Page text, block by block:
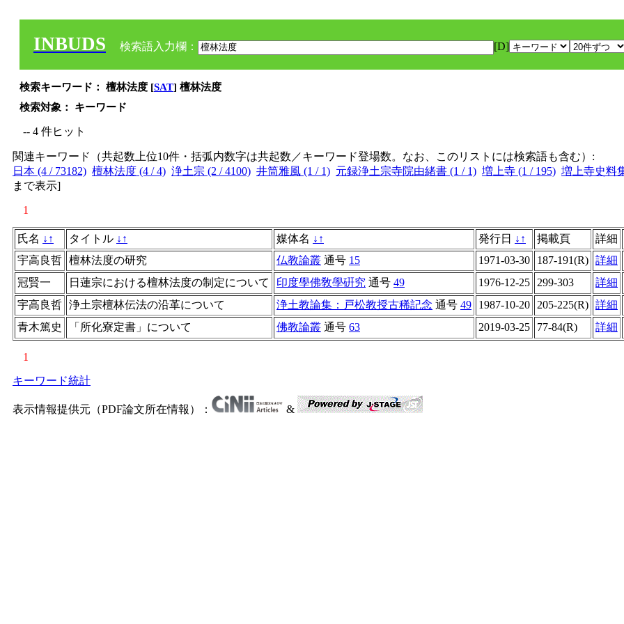
INBUDS 検索語入力欄： [D]
検索キーワード： 檀林法度 [SAT] 檀林法度
検索対象： キーワード
-- 4 件ヒット
関連キーワード（共起数上位10件・括弧内数字は共起数／キーワード登場数。なお、このリストには検索語も含む）:
日本 (4 / 73182) 檀林法度 (4 / 4) 浄土宗 (2 / 4100) 井筒雅風 (1 / 1) 元録浄土宗寺院由緒書 (1 / 1) 増上寺 (1 / 195) 増上寺史料
まで表示]
1
氏名 ↓ ↑ タイトル ↓ ↑ 媒体名 ↓ ↑ 発行日 ↓ ↑ 掲載頁 詳細
宇高良哲 檀林法度の研究 仏教論叢 通号 15 1971-03-30 187-191(R) 詳細
冠賢一
日蓮宗における檀林法度の制定について 印度學佛敎學硏究 通号 49 1976-12-25 299-303 詳細
宇高良哲 浄土宗檀林伝法の沿革について 浄土教論集：戸松教授古稀記念 通号 49 1987-10-20 205-225(R) 詳細
青木篤史
「所化寮定書」について 佛教論叢 通号 63 2019-03-25 77-84(R) 詳細
1
キーワード統計
表示情報提供元（PDF論文所在情報）： &